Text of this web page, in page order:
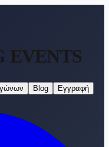
EVENTS
Blog
Εγγραφή